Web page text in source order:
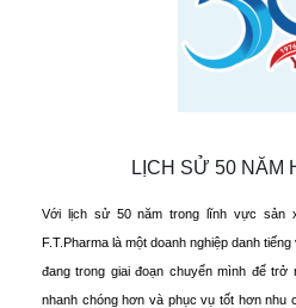
LỊCH SỬ 50 NĂM
Với lịch sử 50 năm trong lĩnh vực sản
F.T.Pharma là một doanh nghiệp danh
đang trong giai đoạn chuyển mình để trở
nhanh chóng hơn và phục vụ tốt hơn nhu